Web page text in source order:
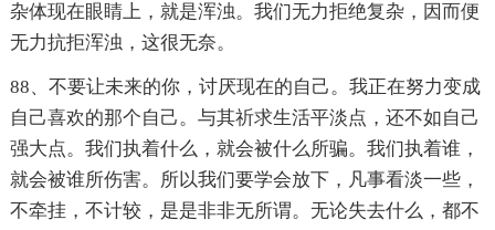
杂体现在眼睛上，就是浑浊。我们无力拒绝复杂，因而便
无力抗拒浑浊，这很无奈。
88、不要让未来的你，讨厌现在的自己。我正在努力变成
自己喜欢的那个自己。与其祈求生活平淡点，还不如自己
强大点。我们执着什么，就会被什么所骗。我们执着谁，
就会被谁所伤害。所以我们要学会放下，凡事看淡一些，
不牵挂，不计较，是是非非无所谓。无论失去什么，都不